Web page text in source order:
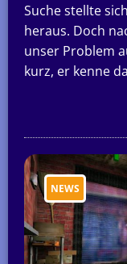
Suche stellte
heraus. Doch
unser Problem
kurz, er kenne
NEWS